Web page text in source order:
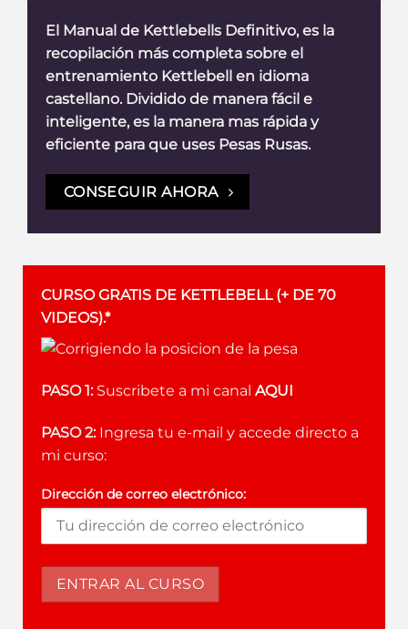
El Manual de Kettlebells Definitivo, es la
recopilación más completa sobre el
entrenamiento Kettlebell en idioma
castellano. Dividido de manera fácil e
inteligente, es la manera mas rápida y
eficiente para que uses Pesas Rusas.
CONSEGUIR AHORA
CURSO GRATIS DE KETTLEBELL (+ DE 70
VIDEOS).*
PASO 1:Suscribete a mi canal AQUI
PASO 2:Ingresa tu e-mail y accede directo a
mi curso:
Dirección de correo electrónico: